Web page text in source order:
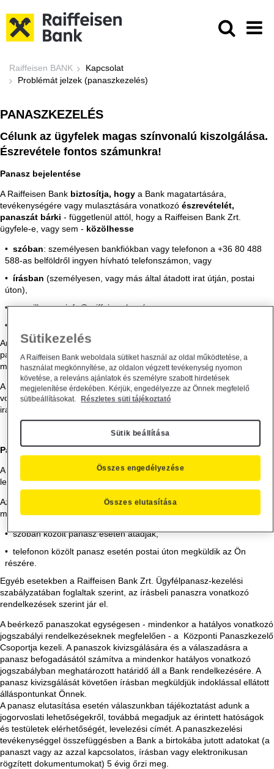
Problémát jelzek (panaszkezelés)
Raiffeisen BANK
Kapcsolat
Problémát jelzek (panaszkezelés)
PANASZKEZELÉS
Célunk az ügyfelek magas színvonalú kiszolgálása.
Észrevétele fontos számunkra!
Panasz bejelentése
A Raiffeisen Bank biztosítja, hogy a Bank magatartására,
tevékenységére vagy mulasztására vonatkozó észrevételét,
panaszát bárki - függetlenül attól, hogy a Raiffeisen Bank Zrt.
ügyfele-e, vagy sem - közölhesse
szóban: személyesen bankfiókban vagy telefonon a +36 80 488
588-as belföldről ingyen hívható telefonszámon, vagy
írásban (személyesen, vagy más által átadott irat útján, postai
úton),
e-mailben az info@raiffeisen.hu címen, vagy
Amennyiben Ön bankunk ügyfele, más személyt is meghatalmazhat a
panaszügyben történő eljáráshoz. A meghatalmazás mintáját
megtalálja bankunk honlapján, illetve a bankfiókjainkban.
A panaszok bejelentésére, azok feldolgozására és kezelésére
vonatkozóan bankunkÜgyfélpanasz kezelési Szabályzata
iránymutatást.
Panasz kivizsgálása
A szóban benyújtott panaszt munkatársaink azonnal megvizsgálják, és
lehetőség szerint megoldják.
Azonnali megoldás hiányában a panaszról jegyzőkönyvet vesznek fel,
melynek egy másolati példányát
szóban közölt panasz esetén átadják,
telefonon közölt panasz esetén postai úton megküldik az Ön
részére.
Egyéb esetekben a Raiffeisen Bank Zrt. Ügyfélpanasz-kezelési
szabályzatában foglaltak szerint, az írásbeli panaszra vonatkozó
rendelkezések szerint jár el.
A beérkező panaszokat egységesen - mindenkor a hatályos vonatkozó
jogszabályi rendelkezéseknek megfelelően - a Központi Panaszkezelő
Csoportja kezeli. A panaszok kivizsgálására és a válaszadásra a
panasz befogadásától számítva a mindenkor hatályos vonatkozó
jogszabályban meghatározott határidő áll a Bank rendelkezésére. A
panasz kivizsgálását követően írásban megküldjük indoklással ellátott
álláspontunkat Önnek.
A panasz elutasítása esetén válaszunkban tájékoztatást adunk a
jogorvoslati lehetőségekről, továbbá megadjuk az érintett hatóságok
és testületek elérhetőségét, levelezési címét. A panaszkezelési
tevékenységgel összefüggésben a Bank a birtokába jutott adatokat (a
panaszt vagy az azzal kapcsolatos, írásban vagy elektronikusan
rögzített dokumentumokat) 5 évig őrzi meg.
Sütikezelés
A Raiffeisen Bank weboldala sütiket használ az oldal működtetése, a
használat megkönnyítése, az oldalon végzett tevékenység nyomon
követése, a releváns ajánlatok és személyre szabott hirdetések
megjelenítése érdekében. Kérjük, engedélyezze az Önnek megfelelő
sütibeállításokat.
Részletes süti tájékoztató
Sütik beállítása
Összes elutasítása
Összes engedélyezése